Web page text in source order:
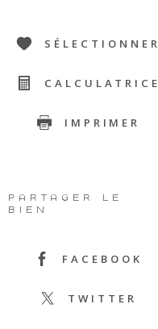
SÉLECTIONNER
CALCULATRICE
IMPRIMER
PARTAGER LE
BIEN
FACEBOOK
TWITTER